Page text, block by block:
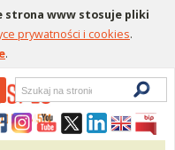
strona www stosuje pliki
prywatności i cookies.
.